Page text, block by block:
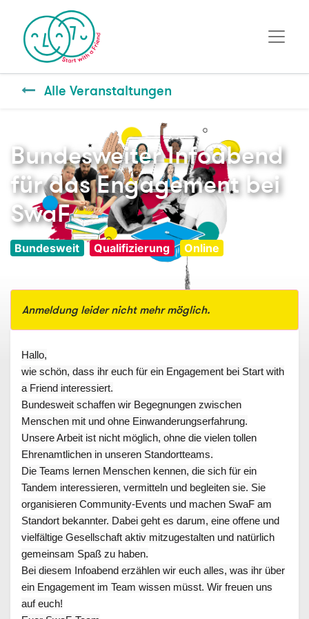
Alle Veranstaltungen
Bundesweiter Infoabend
für das Engagement bei
SwaF
Bundesweit Qualifizierung Online
Anmeldung leider nicht mehr möglich.
Hallo,
wie schön, dass ihr euch für ein Engagement bei Start with
a Friend interessiert.
Bundesweit schaffen wir Begegnungen zwischen
Menschen mit und ohne Einwanderungserfahrung.
Unsere Arbeit ist nicht möglich, ohne die vielen tollen
Ehrenamtlichen in unseren Standortteams.
Die Teams lernen Menschen kennen, die sich für ein
Tandem interessieren, vermitteln und begleiten sie. Sie
organisieren Community-Events und machen SwaF am
Standort bekannter. Dabei geht es darum, eine offene und
vielfältige Gesellschaft aktiv mitzugestalten und natürlich
gemeinsam Spaß zu haben.
Bei diesem Infoabend erzählen wir euch alles, was ihr über
ein Engagement im Team wissen müsst. Wir freuen uns
auf euch!